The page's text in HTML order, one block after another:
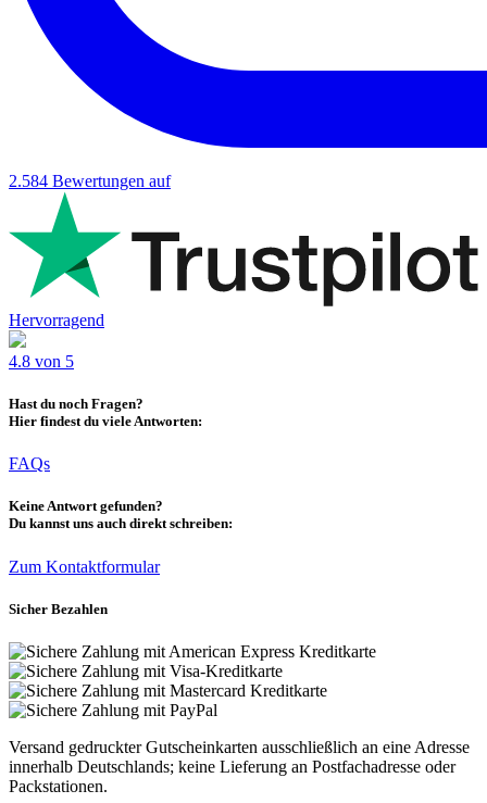
2.584 Bewertungen auf
Hervorragend
4.8 von 5
Hast du noch Fragen?
Hier findest du viele Antworten:
FAQs
Keine Antwort gefunden?
Du kannst uns auch direkt schreiben:
Zum Kontaktformular
Sicher Bezahlen
Versand gedruckter Gutscheinkarten ausschließlich an eine Adresse
innerhalb Deutschlands; keine Lieferung an Postfachadresse oder
Packstationen.